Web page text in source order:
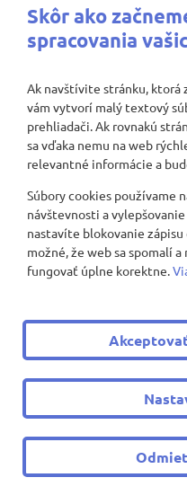
Skôr ako
spracovania
Ak navštívite stránku, ktorá
vám vytvorí malý textový
prehliadači. Ak rovnakú
sa vďaka nemu na web
relevantné informácie a
Súbory cookies používame
návštevnosti a
nastavíte blokovanie zápisu
možné, že web sa spomalí
fungovať úplne korektne.